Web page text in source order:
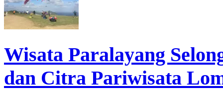
Wisata Paralayang
dan Citra Pariwisata